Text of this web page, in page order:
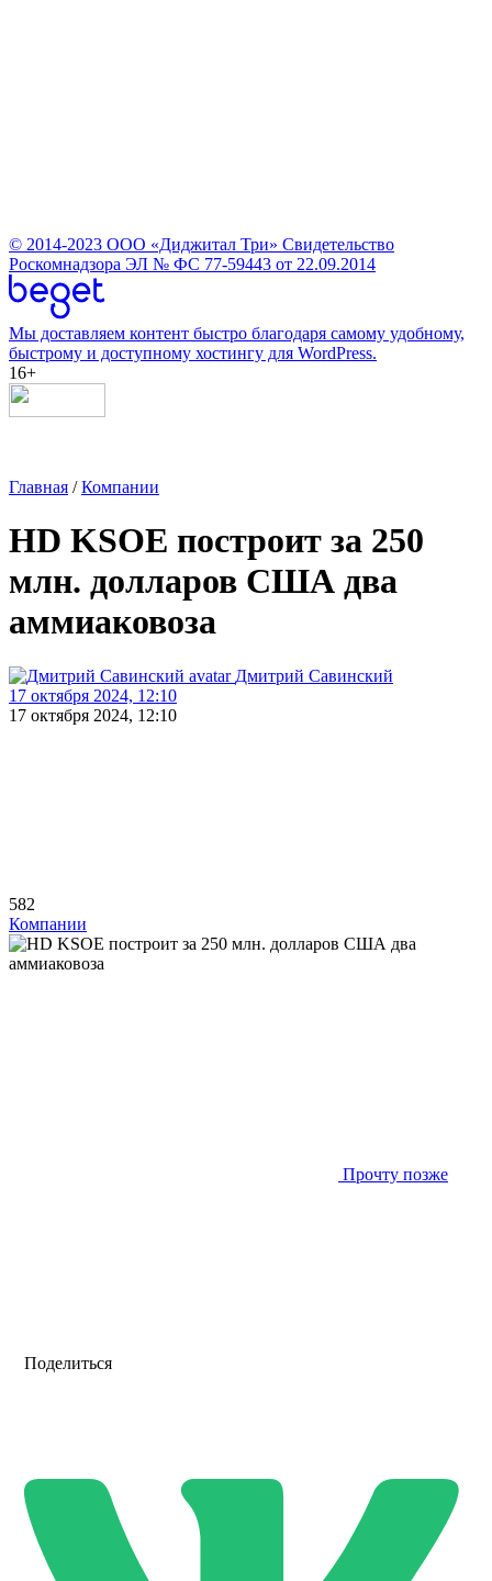
© 2014-2023 ООО «Диджитал Три» Свидетельство
Роскомнадзора ЭЛ № ФС 77-59443 от 22.09.2014
Мы доставляем контент быстро благодаря самому удобному,
быстрому и доступному хостингу для WordPress.
16+
Главная /Компании
HD KSOE построит за 250
млн. долларов США два
аммиаковоза
Дмитрий Савинский
17 октября 2024, 12:10
17 октября 2024, 12:10
582
Компании
Прочту позже
Поделиться